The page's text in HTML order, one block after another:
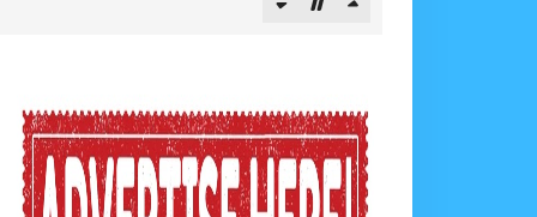
Mikosi Na Kushuhudia Tajiriba Ikirejea Nyumbani
Mimba Na Kufuta Machozi Yangu